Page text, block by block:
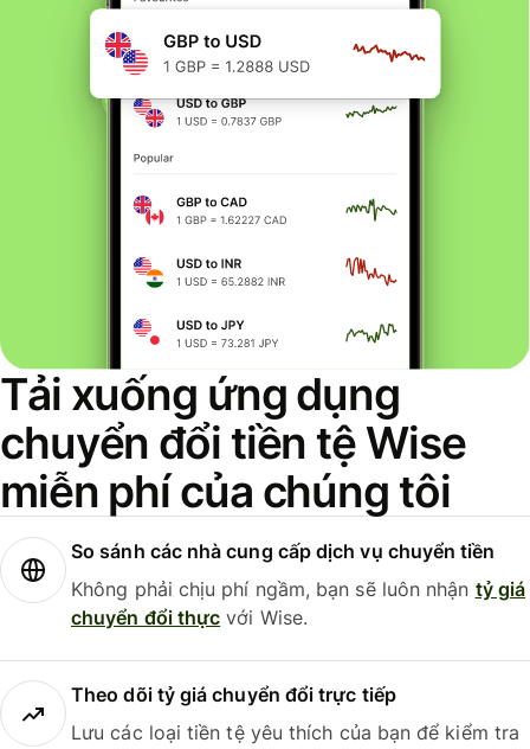
Tải xuống ứng dụng
chuyển đổi tiền tệ Wise
miễn phí của chúng tôi
So sánh các nhà cung cấp dịch vụ chuyển tiền
Không phải chịu phí ngầm, bạn sẽ luôn nhận tỷ giá
chuyển đổi thực với Wise.
Theo dõi tỷ giá chuyển đổi trực tiếp
Lưu các loại tiền tệ yêu thích của bạn để kiểm tra